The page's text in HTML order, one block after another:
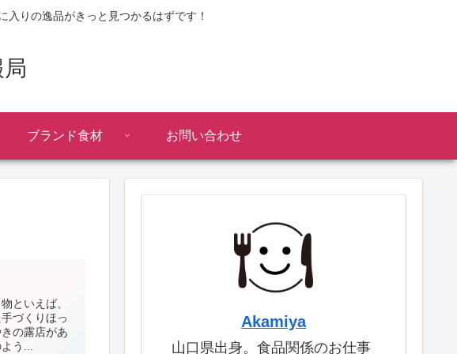
りの逸品がきっと見つかるはずです！
ブランド食材 お問い合わせ
といえば、
づくりほっ
の露店があ
う...
Akamiya
山口県出身。食品関係のお仕事